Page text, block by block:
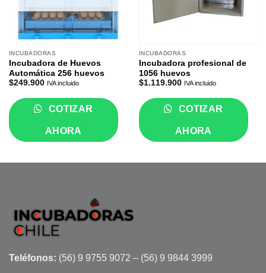
INCUBADORAS
Incubadora de Huevos
Automática 256 huevos
$249.900 IVA incluido
COTIZAR
AHORA
INCUBADORAS
Incubadora profesional de
1056 huevos
$1.119.900 IVA incluido
COTIZAR
AHORA
Teléfonos: (56) 9 9755 9072 – (56) 9 9844 3999